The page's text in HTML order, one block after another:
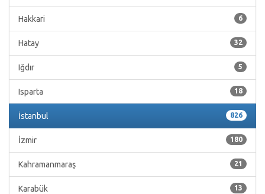
6
Hakkari
32
Hatay
5
Iğdır
18
Isparta
826
İstanbul
180
İzmir
21
Kahramanmaraş
13
Karabük